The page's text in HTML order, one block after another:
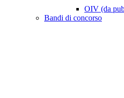
OIV (da
Bandi di concorso